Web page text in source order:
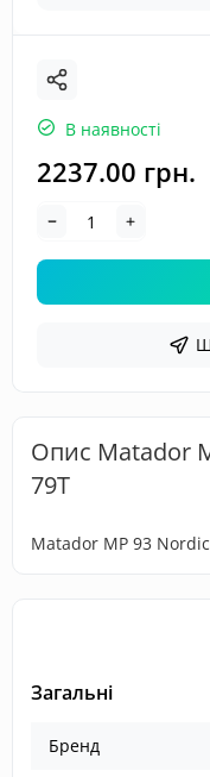
В наявності
2237.00 грн.
Опис Matador
79T
Matador MP 93
Загальні
Бренд